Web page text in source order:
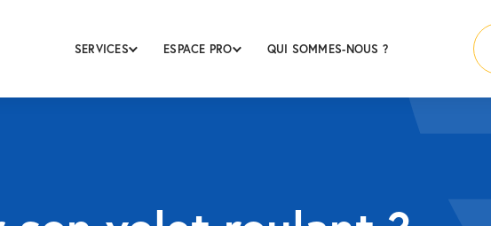
SERVICES ESPACE PRO QUI SOMMES-NOUS ?